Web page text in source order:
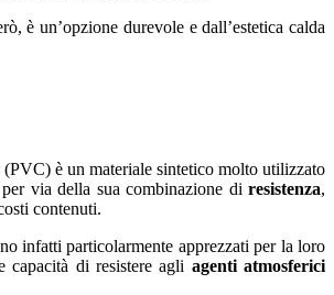
è un’opzione durevole e dall’estetica calda
è un materiale sintetico molto utilizzato
via della sua combinazione di resistenza,
contenuti.
infatti particolarmente apprezzati per la loro
capacità di resistere agli agenti atmosferici